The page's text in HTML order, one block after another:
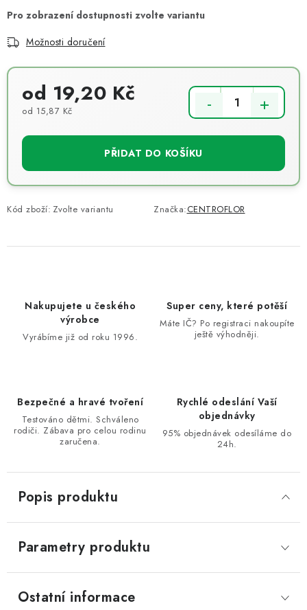
Možnosti doručení
od 19,20 Kč
od 15,87 Kč
PŘIDAT DO KOŠÍKU
Kód zboží: Zvolte variantu Značka:CENTROFLOR
Nakupujete u českého
výrobce
Vyrábíme již od roku 1996.
Super ceny, které potěší
Máte IČ? Po registraci nakoupíte
ještě výhodněji.
Bezpečné a hravé tvoření
Testováno dětmi. Schváleno
rodiči. Zábava pro celou rodinu
zaručena.
Rychlé odeslání Vaší
objednávky
95% objednávek odesíláme do
24h.
Popis produktu
Parametry produktu
Ostatní informace